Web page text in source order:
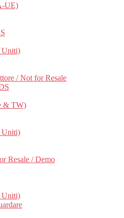
UE)
Uniti)
/ Not for Resale
& TW)
Uniti)
Resale / Demo
Uniti)